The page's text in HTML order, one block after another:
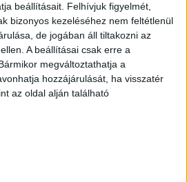
beállításait. Felhívjuk figyelmét,
bizonyos kezeléséhez nem feltétlenül
de jogában áll tiltakozni az
A beállításai csak erre a
megváltoztathatja a
hozzájárulását, ha visszatér
az oldal alján található
a koronavírus-járvány kezdetekor
most viszont friss
indította újra ezt a
fő eleme a FUNdraiser
és dzsekik, melyeket maga
az ikonikus pandalogó fekete-